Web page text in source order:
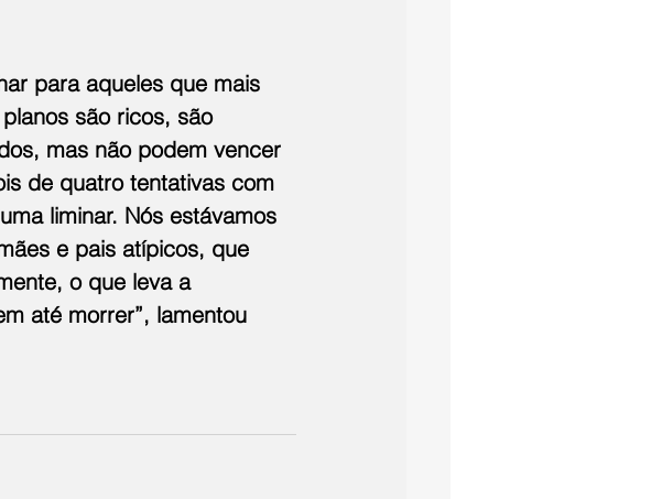
para aqueles que mais
são ricos, são
mas não podem vencer
de quatro tentativas com
liminar. Nós estávamos
e pais atípicos, que
o que leva a
até morrer”, lamentou